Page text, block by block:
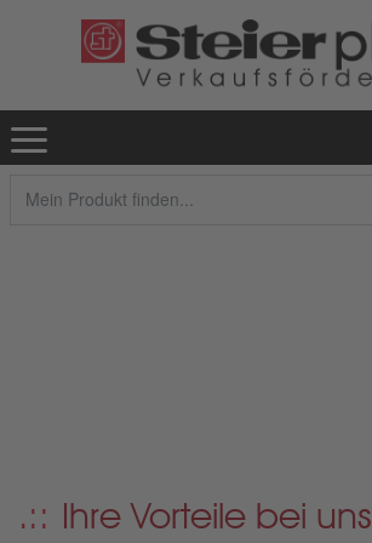
Ihre Vorteile bei uns